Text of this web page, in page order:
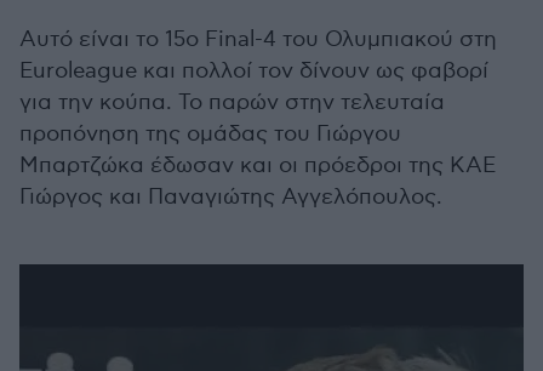
Αυτό είναι το 15ο Final-4 του Ολυμπιακού στη
Euroleague και πολλοί τον δίνουν ως φαβορί
για την κούπα. Το παρών στην τελευταία
προπόνηση της ομάδας του Γιώργου
Μπαρτζώκα έδωσαν και οι πρόεδροι της ΚΑΕ
Γιώργος και Παναγιώτης Αγγελόπουλος.